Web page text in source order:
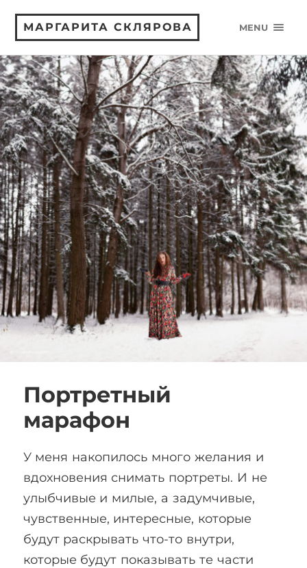
МАРГАРИТА СКЛЯРОВА MENU
Портретный
марафон
У меня накопилось много желания и
вдохновения снимать портреты. И не
улыбчивые и милые, а задумчивые,
чувственные, интересные, которые
будут раскрывать что-то внутри,
которые будут показывать те части